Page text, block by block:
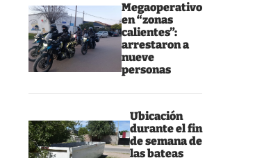
Megaoperativo
en “zonas
calientes”:
arrestaron a
nueve
personas
Ubicación
durante el fin
de semana de
las bateas